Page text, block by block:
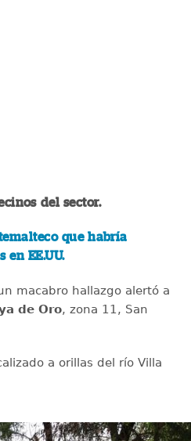
del sector.
que habría
EE.UU.
macabro hallazgo alertó a
de Oro, zona 11, San
a orillas del río Villa